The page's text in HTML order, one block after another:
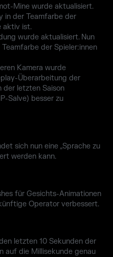
Mine wurde aktualisiert.
in der Teamfarbe der
aktiv ist.
wurde aktualisiert. Nun
der Spieler:innen
Kamera wurde
Überarbeitung der
der letzten Saison
Salve) besser zu
sich nun eine „Sprache zu
werden kann.
für Gesichts-Animationen
Operator verbessert.
letzten 10 Sekunden der
auf die Millisekunde genau